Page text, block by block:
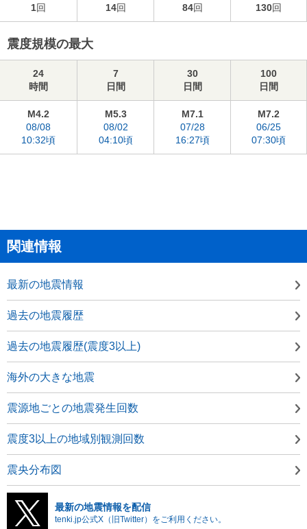
1回 14回 84回 130回
震度規模の最大
24
時間
7
日間
30
日間
100
日間
M4.2
08/08
10:32頃
M5.3
08/02
04:10頃
M7.1
07/28
16:27頃
M7.2
06/25
07:30頃
関連情報
最新の地震情報
過去の地震履歴
過去の地震履歴(震度3以上)
海外の大きな地震
震源地ごとの地震発生回数
震度3以上の地域別観測回数
震央分布図
最新の地震情報を配信
tenki.jp公式X（旧Twitter）をご利用ください。